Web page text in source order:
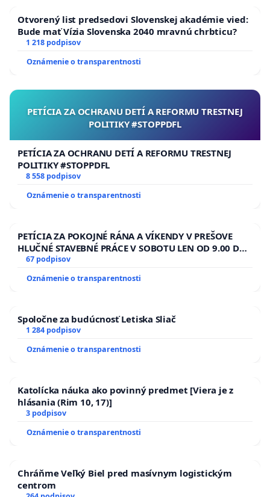
Otvorený list predsedovi Slovenskej akadémie vied:
Bude mať Vízia Slovenska 2040 mravnú chrbticu?
1 218 podpisov
Oznámenie o transparentnosti
PETÍCIA ZA OCHRANU DETÍ A REFORMU TRESTNEJ
POLITIKY #STOPPDFL
PETÍCIA ZA OCHRANU DETÍ A REFORMU TRESTNEJ
POLITIKY #STOPPDFL
8 558 podpisov
Oznámenie o transparentnosti
PETÍCIA ZA POKOJNÉ RÁNA A VÍKENDY V PREŠOVE
HLUČNÉ STAVEBNÉ PRÁCE V SOBOTU LEN OD 9.00 DO
13.00 HOD., CEZ PRACOVNÝ TÝŽDEŇ CIEĽ 8.00 – 18.00
HOD. A PRAVIDELNÁ KONTROLA STAVBY C-AREA NA
ĎUMBIERSKEJ/MAGU
67 podpisov
Oznámenie o transparentnosti
Spoločne za budúcnosť Letiska Sliač
1 284 podpisov
Oznámenie o transparentnosti
Katolícka náuka ako povinný predmet [Viera je z
hlásania (Rim 10, 17)]
3 podpisov
Oznámenie o transparentnosti
Chráňme Veľký Biel pred masívnym logistickým
centrom